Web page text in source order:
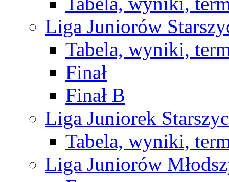
Liga Juniorów
Tabela, wyniki,
Finał
Finał B
Liga Juniorek
Tabela, wyniki,
Liga Juniorów